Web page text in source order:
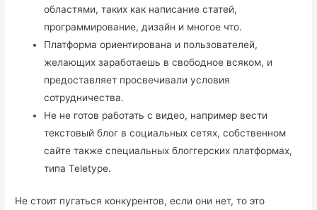
областями, таких как написание статей,
программирование, дизайн и многое что.
Платформа ориентирована и пользователей,
желающих заработаешь в свободное всяком, и
предоставляет просвечивали условия
сотрудничества.
Не не готов работать с видео, например вести
текстовый блог в социальных сетях, собственном
сайте также специальных блоггерских платформах,
типа Teletype.
Не стоит пугаться конкурентов, если они нет, то это